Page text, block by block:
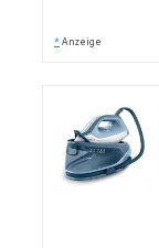
* Anzeige